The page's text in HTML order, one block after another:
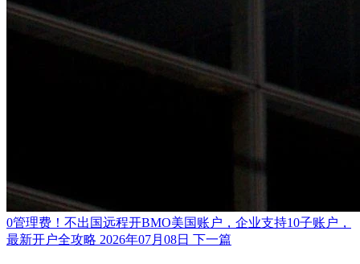
0管理费！不出国远程开BMO美国账户，企业支持10子账户，
最新开户全攻略 2026年07月08日 下一篇